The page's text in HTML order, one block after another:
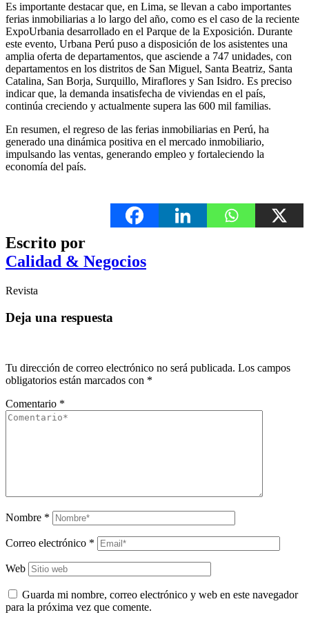
Es importante destacar que, en Lima, se llevan a cabo importantes
ferias inmobiliarias a lo largo del año, como es el caso de la reciente
ExpoUrbania desarrollado en el Parque de la Exposición. Durante
este evento, Urbana Perú puso a disposición de los asistentes una
amplia oferta de departamentos, que asciende a 747 unidades, con
departamentos en los distritos de San Miguel, Santa Beatriz, Santa
Catalina, San Borja, Surquillo, Miraflores y San Isidro. Es preciso
indicar que, la demanda insatisfecha de viviendas en el país,
continúa creciendo y actualmente supera las 600 mil familias.
En resumen, el regreso de las ferias inmobiliarias en Perú, ha
generado una dinámica positiva en el mercado inmobiliario,
impulsando las ventas, generando empleo y fortaleciendo la
economía del país.
Escrito por
Calidad & Negocios
Revista
Deja una respuesta
Tu dirección de correo electrónico no será publicada. Los campos
obligatorios están marcados con *
Comentario *
Nombre *
Correo electrónico *
Web
Guarda mi nombre, correo electrónico y web en este navegador
para la próxima vez que comente.